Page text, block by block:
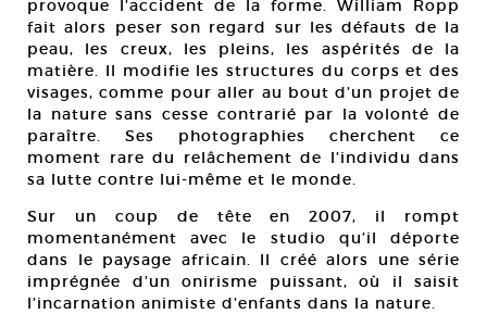
provoque l’accident de la forme. William Ropp
fait alors peser son regard sur les défauts de la
peau, les creux, les pleins, les aspérités de la
matière. Il modifie les structures du corps et des
visages, comme pour aller au bout d’un projet de
la nature sans cesse contrarié par la volonté de
paraître. Ses photographies cherchent ce
moment rare du relâchement de l’individu dans
sa lutte contre lui-même et le monde.
Sur un coup de tête en 2007, il rompt
momentanément avec le studio qu’il déporte
dans le paysage africain. Il créé alors une série
imprégnée d’un onirisme puissant, où il saisit
l’incarnation animiste d’enfants dans la nature.